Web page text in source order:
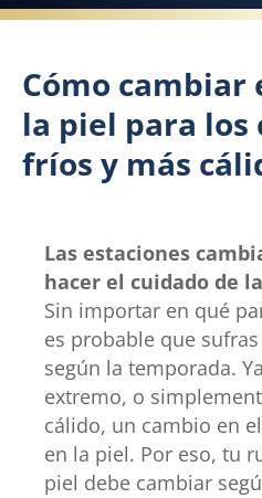
Cómo cambiar
la piel para los
fríos y más
Las estaciones
hacer el cuidado de
Sin importar en qué
es probable que
según la temporada.
extremo, o
cálido, un cambio en
en la piel. Por eso, tu
piel debe cambiar